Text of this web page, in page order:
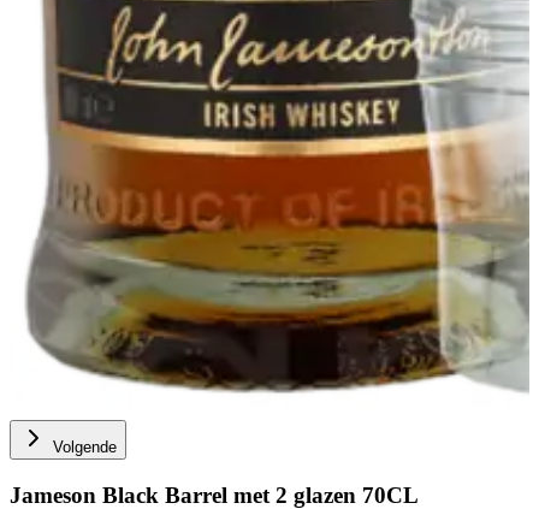
Volgende
Jameson Black Barrel met 2 glazen 70CL